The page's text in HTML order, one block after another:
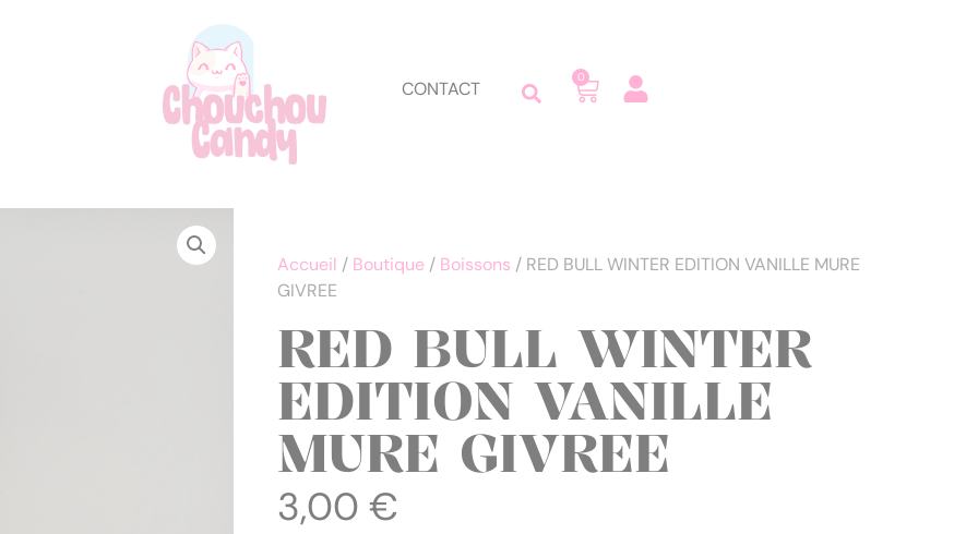
CONTACT
0
Accueil / Boutique / Boissons / RED BULL WINTER EDITION VANILLE MURE
GIVREE
RED BULL WINTER
EDITION VANILLE
MURE GIVREE
3,00 €